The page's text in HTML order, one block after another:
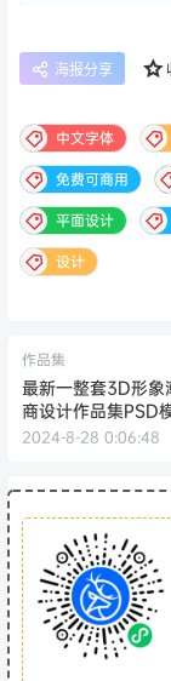
海报分享
中文字体
免费可商用
平面设计
设计
作品集
最新一整套3D形象
商设计作品集PSD
2024-8-28 0:06:48